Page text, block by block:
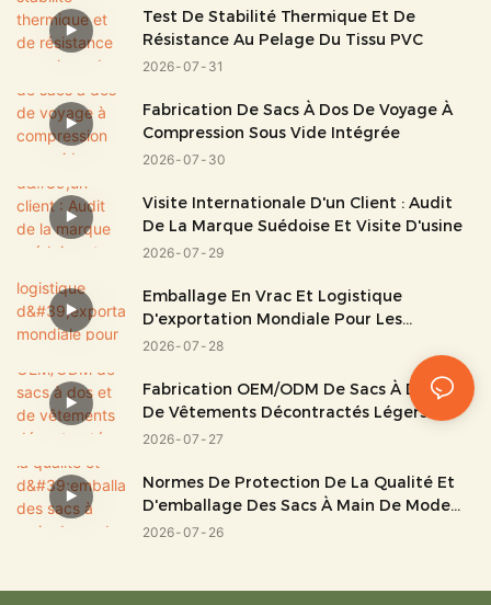
Test De Stabilité Thermique Et De
Résistance Au Pelage Du Tissu PVC
2026 07 31
Fabrication De Sacs À Dos De Voyage À
Compression Sous Vide Intégrée
2026 07 30
Visite Internationale D'un Client : Audit
De La Marque Suédoise Et Visite D'usine
2026 07 29
Emballage En Vrac Et Logistique
D'exportation Mondiale Pour Les
Bagages Et Les Sacs
2026 07 28
Fabrication OEM/ODM De Sacs À Dos Et
De Vêtements Décontractés Légers
2026 07 27
Normes De Protection De La Qualité Et
D'emballage Des Sacs À Main De Mode
Haut De Gamme
2026 07 26